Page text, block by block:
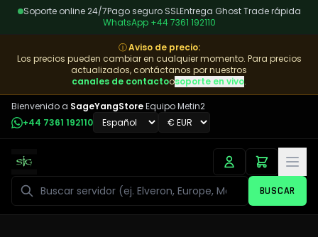
Soporte online 24/7Pago seguro SSLEntrega Ghost Trade rápida
WhatsApp +44 7361 192110
ⓘAviso de precio:
Los precios pueden cambiar en cualquier momento. Para precios
actualizados, contáctanos por nuestros
canales de contactoosoporte en vivo.
Bienvenido a SageYangStoreEquipo Metin2
+44 7361 192110
Buscar BUSCAR